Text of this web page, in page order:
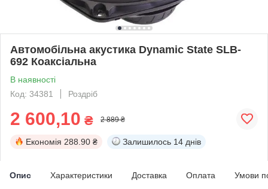
Автомобільна акустика Dynamic State SLB-
692 Коаксіальна
В наявності
Код: 34381
Роздріб
2 600,10 ₴ 2 889 ₴
Економія 288.90 ₴ Залишилось 14 днів
Опис Характеристики Доставка Оплата Умови